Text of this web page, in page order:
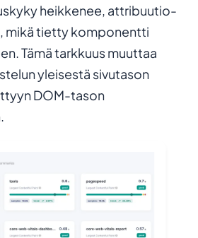
heikkenee, attribuutio-
mikä tietty komponentti
Tämä tarkkuus muuttaa
yleisestä sivutason
DOM-tason